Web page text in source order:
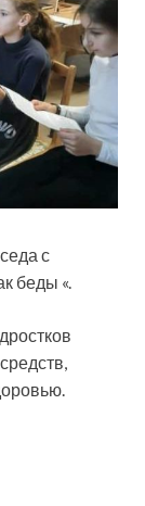
с
беды «.